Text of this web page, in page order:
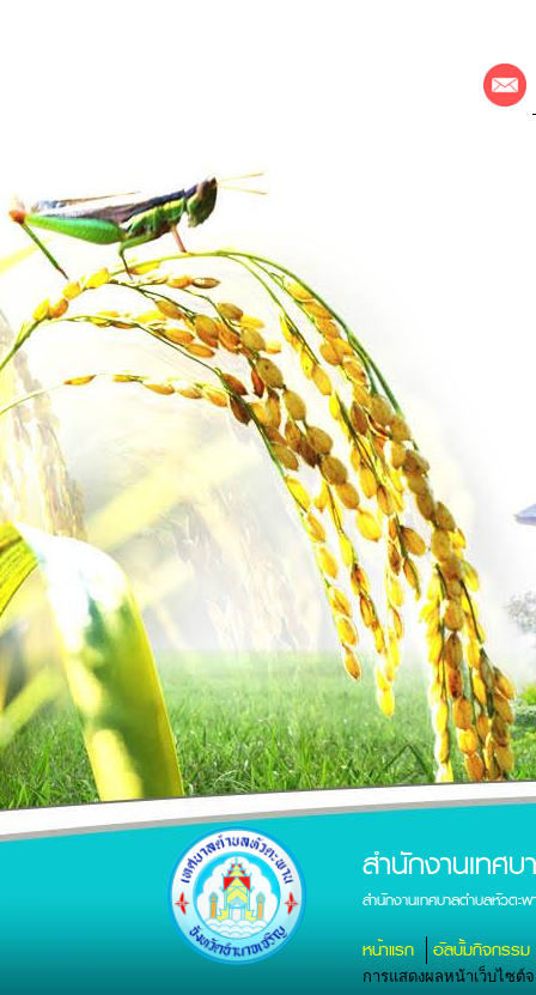
สำนักงานเทศ
สำนักงานเทศบาลตำบลหัวต
หน้าแรก อัลบั้มกิจกรรม
การแสดงผลหน้าเว็บไซต์